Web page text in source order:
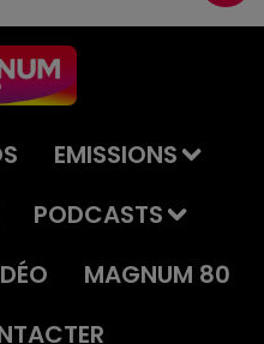
EMISSIONS
PODCASTS
MAGNUM 80